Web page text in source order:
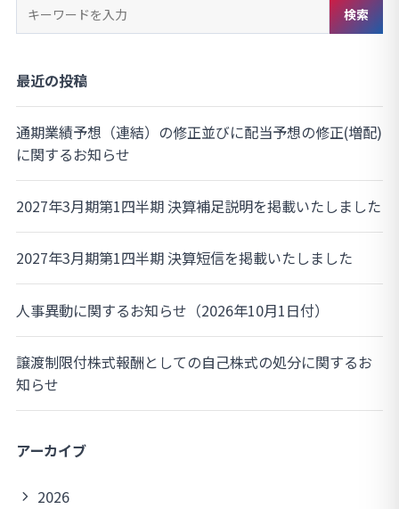
ー
ド
索
検索
最近の投稿
通期業績予想（連結）の修正並びに配当予想の修正(増配)
に関するお知らせ
2027年3月期第1四半期 決算補足説明を掲載いたしました
2027年3月期第1四半期 決算短信を掲載いたしました
人事異動に関するお知らせ（2026年10月1日付）
譲渡制限付株式報酬としての自己株式の処分に関するお
知らせ
アーカイブ
2026